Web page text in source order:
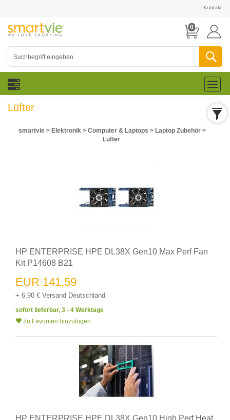
Kontakt
0
Lüfter
smartvie> Elektronik> Computer & Laptops > Laptop Zubehör>
Lüfter
HP ENTERPRISE HPE DL38X Gen10 Max Perf Fan
Kit P14608 B21
EUR 141,59
+ 6,90 € Versand Deutschland
sofort lieferbar, 3 - 4 Werktage
Zu Favoriten hinzufügen
HP ENTERPRISE HPE DL38X Gen10 High Perf Heat